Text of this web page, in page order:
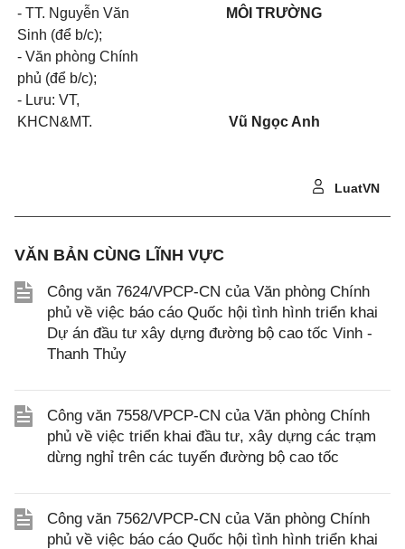
- TT. Nguyễn Văn
Sinh (để b/c);
- Văn phòng Chính
phủ (để b/c);
- Lưu: VT,
KHCN&MT.
MÔI TRƯỜNG
Vũ Ngọc Anh
LuatVN
VĂN BẢN CÙNG LĨNH VỰC
Công văn 7624/VPCP-CN của Văn phòng Chính
phủ về việc báo cáo Quốc hội tình hình triển khai
Dự án đầu tư xây dựng đường bộ cao tốc Vinh -
Thanh Thủy
Công văn 7558/VPCP-CN của Văn phòng Chính
phủ về việc triển khai đầu tư, xây dựng các trạm
dừng nghỉ trên các tuyến đường bộ cao tốc
Công văn 7562/VPCP-CN của Văn phòng Chính
phủ về việc báo cáo Quốc hội tình hình triển khai